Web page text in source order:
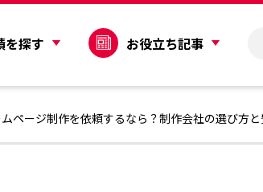
を探す お役立ち記事
ページ制作を依頼するなら？制作会社の選び方